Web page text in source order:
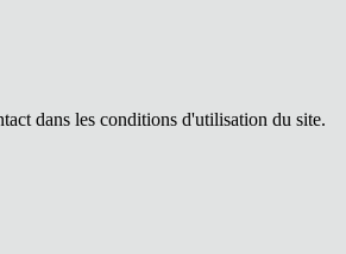
dans les conditions d'utilisation du site.